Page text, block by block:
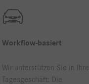
Workflow-basiert
Wir unterstützen Sie in
Tagesgeschäft: Die